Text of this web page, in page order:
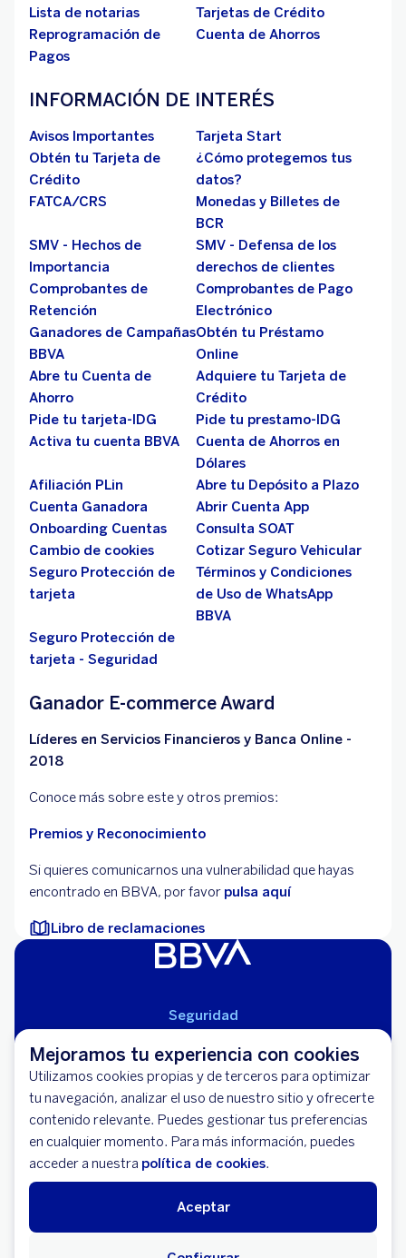
Mejoramos tu experiencia con cookies
Utilizamos cookies propias y de terceros para optimizar
tu navegación, analizar el uso de nuestro sitio y ofrecerte
contenido relevante. Puedes gestionar tus preferencias
en cualquier momento. Para más información, puedes
acceder a nuestra política de cookies.
Aceptar
Lista de notarias
Tarjetas de Crédito
Reprogramación de
Pagos
Cuenta de Ahorros
INFORMACIÓN DE INTERÉS
Avisos Importantes
Tarjeta Start
Obtén tu Tarjeta de
Crédito
¿Cómo protegemos tus
datos?
FATCA/CRS
Monedas y Billetes de
BCR
SMV - Hechos de
Importancia
SMV - Defensa de los
derechos de clientes
Comprobantes de
Retención
Comprobantes de Pago
Electrónico
Ganadores de Campañas
BBVA
Obtén tu Préstamo
Online
Abre tu Cuenta de
Ahorro
Adquiere tu Tarjeta de
Crédito
Pide tu tarjeta-IDG
Pide tu prestamo-IDG
Activa tu cuenta BBVA
Cuenta de Ahorros en
Dólares
Afiliación PLin
Abre tu Depósito a Plazo
Cuenta Ganadora
Abrir Cuenta App
Onboarding Cuentas
Consulta SOAT
Cambio de cookies
Cotizar Seguro Vehicular
Seguro Protección de
tarjeta
Términos y Condiciones
de Uso de WhatsApp
BBVA
Seguro Protección de
tarjeta - Seguridad
Ganador E-commerce Award
Líderes en Servicios Financieros y Banca Online -
2018
Conoce más sobre este y otros premios:
Premios y Reconocimiento
Si quieres comunicarnos una vulnerabilidad que hayas
encontrado en BBVA, por favor pulsa aquí
Libro de reclamaciones
Seguridad
Cláusulas Generales de Contratación
Mapa del Sitio
Libro de Reclamaciones
Llámanos (01) 595-0000
Banco BBVA Perú - RUC 20100130204
Av. República de Panamá 3055 - San Isidro